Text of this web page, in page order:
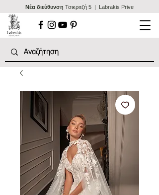
Nέα διεύθυνση Τσικριτζή 5 | Labrakis Prive